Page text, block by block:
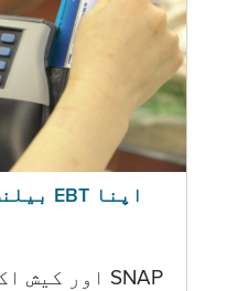
اپنا EBT بیلنس چیک کریں
SNAP اور کیش اکاؤنٹ